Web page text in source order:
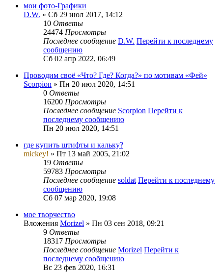
мои фото-Графики
D.W. » Сб 29 июл 2017, 14:12
10 Ответы
24474 Просмотры
Последнее сообщение D.W. Перейти к последнему
сообщению
Сб 02 апр 2022, 06:49
Проводим своё «Что? Где? Когда?» по мотивам «Фей»
Scorpion » Пн 20 июл 2020, 14:51
0 Ответы
16200 Просмотры
Последнее сообщение Scorpion Перейти к
последнему сообщению
Пн 20 июл 2020, 14:51
где купить штифты и кальку?
mickey! » Пт 13 май 2005, 21:02
19 Ответы
59783 Просмотры
Последнее сообщение soldat Перейти к последнему
сообщению
Сб 07 мар 2020, 19:08
мое творчество
Вложения Morizel » Пн 03 сен 2018, 09:21
9 Ответы
18317 Просмотры
Последнее сообщение Morizel Перейти к
последнему сообщению
Вс 23 фев 2020, 16:31